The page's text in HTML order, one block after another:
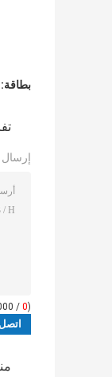
بطاقة:
(
0
/ 3000)